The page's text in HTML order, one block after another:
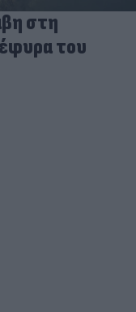
στη
του